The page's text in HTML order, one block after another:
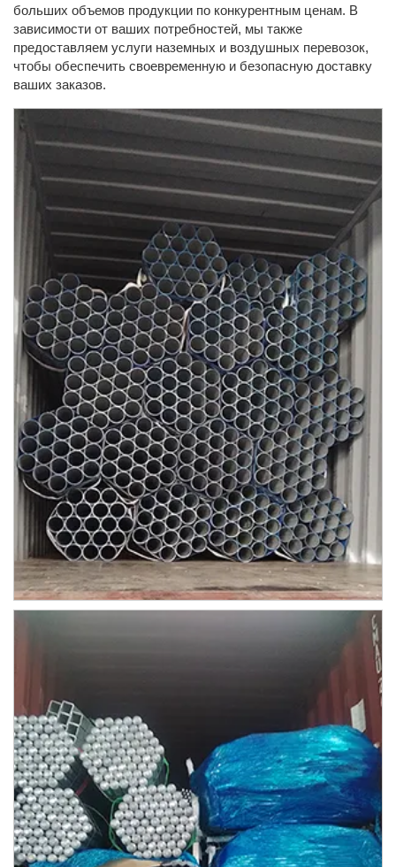
больших объемов продукции по конкурентным ценам. В
зависимости от ваших потребностей, мы также
предоставляем услуги наземных и воздушных перевозок,
чтобы обеспечить своевременную и безопасную доставку
ваших заказов.